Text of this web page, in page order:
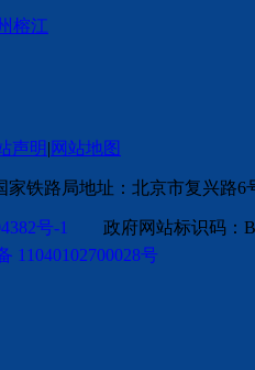
榕江
声明|网站地图
家铁路局地址：北京市复兴路6
号-1
政府网站标识码
11040102700028号